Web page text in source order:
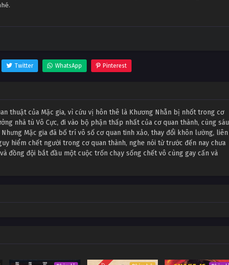
Twitter WhatsApp Pinterest
thuật của Mặc gia, vì cứu vị hôn thê là Khương Nhẫn bị nhốt trong cơ
nhà tù Vô Cực, đi vào bộ phận thấp nhất của cơ quan thành, cùng sáu
Mặc gia đã bố trí vô số cơ quan tinh xảo, thay đổi khôn lường, liên
hiểm chết người trong cơ quan thành, nghe nói từ trước đến nay chưa
đồng đội bắt đầu một cuộc trốn chạy sống chết vô cùng gay cấn và